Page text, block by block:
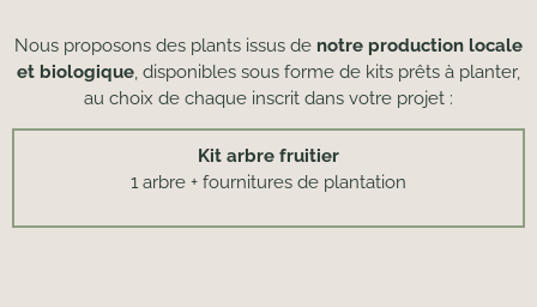
Nous proposons des plants issus de notre production locale
et biologique, disponibles sous forme de kits prêts à planter,
au choix de chaque inscrit dans votre projet :
Kit arbre fruitier
1 arbre + fournitures de plantation